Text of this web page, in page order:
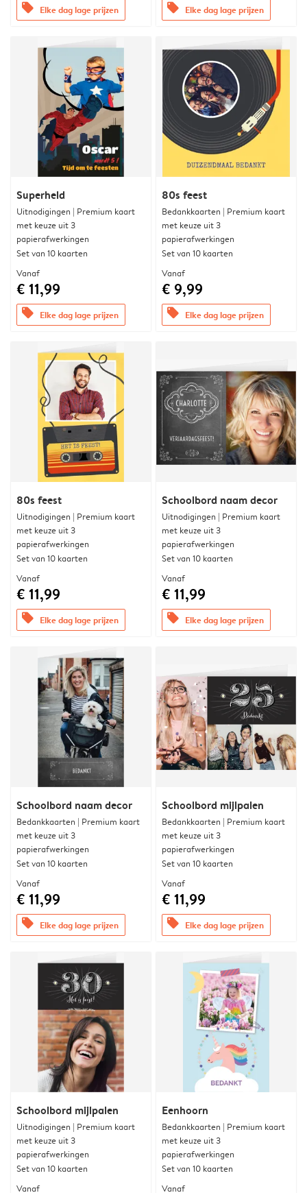
offers Elke dag lage prijzen offers Elke dag lage prijzen
Superheld
Uitnodigingen | Premium kaart
met keuze uit 3
papierafwerkingen
Set van 10 kaarten
Vanaf
€ 11,99
offers Elke dag lage prijzen
80s feest
Bedankkaarten | Premium kaart
met keuze uit 3
papierafwerkingen
Set van 10 kaarten
Vanaf
€ 9,99
offers Elke dag lage prijzen
80s feest
Uitnodigingen | Premium kaart
met keuze uit 3
papierafwerkingen
Set van 10 kaarten
Vanaf
€ 11,99
offers Elke dag lage prijzen
Schoolbord naam decor
Uitnodigingen | Premium kaart
met keuze uit 3
papierafwerkingen
Set van 10 kaarten
Vanaf
€ 11,99
offers Elke dag lage prijzen
Schoolbord naam decor
Bedankkaarten | Premium kaart
met keuze uit 3
papierafwerkingen
Set van 10 kaarten
Vanaf
€ 11,99
offers Elke dag lage prijzen
Schoolbord mijlpalen
Bedankkaarten | Premium kaart
met keuze uit 3
papierafwerkingen
Set van 10 kaarten
Vanaf
€ 11,99
offers Elke dag lage prijzen
Schoolbord mijlpalen
Uitnodigingen | Premium kaart
met keuze uit 3
papierafwerkingen
Set van 10 kaarten
Vanaf
Eenhoorn
Bedankkaarten | Premium kaart
met keuze uit 3
papierafwerkingen
Set van 10 kaarten
Vanaf